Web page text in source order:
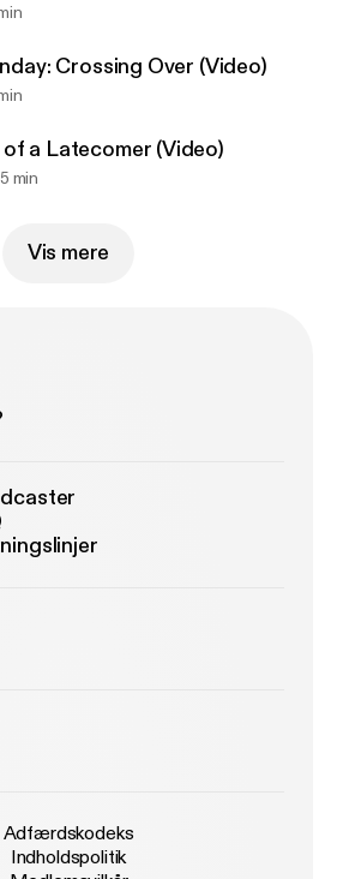
Crossing Over (Video)
a Latecomer (Video)
min
Vis mere
Adfærdskodeks
Indholdspolitik